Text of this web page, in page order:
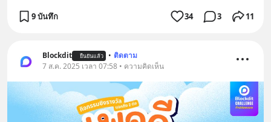
9 บันทึก 34 3 11
Blockdit ยืนยันแล้ว • ติดตาม
7 ส.ค. 2025 เวลา 07:58 • ความคิดเห็น